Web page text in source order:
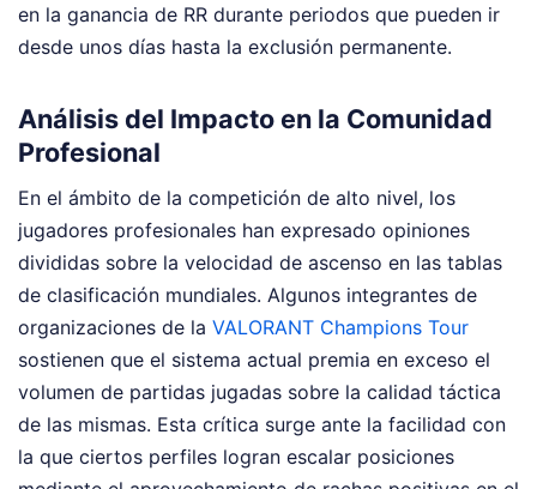
en la ganancia de RR durante periodos que pueden ir
desde unos días hasta la exclusión permanente.
Análisis del Impacto en la Comunidad
Profesional
En el ámbito de la competición de alto nivel, los
jugadores profesionales han expresado opiniones
divididas sobre la velocidad de ascenso en las tablas
de clasificación mundiales. Algunos integrantes de
organizaciones de la VALORANT Champions Tour
sostienen que el sistema actual premia en exceso el
volumen de partidas jugadas sobre la calidad táctica
de las mismas. Esta crítica surge ante la facilidad con
la que ciertos perfiles logran escalar posiciones